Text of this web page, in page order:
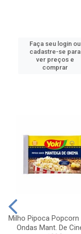
Faça seu login ou
cadastre-se para
ver preços e
comprar
Milho Pipoca
Ondas Mant. De